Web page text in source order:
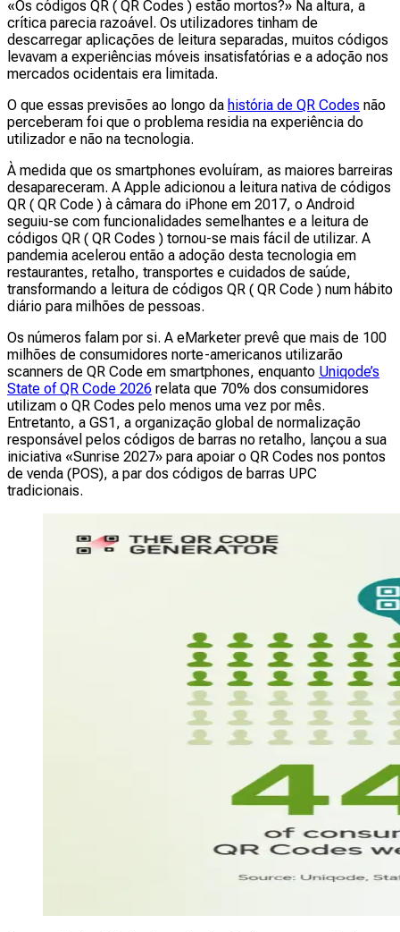
«Os códigos QR ( QR Codes ) estão mortos?» Na altura, a
crítica parecia razoável. Os utilizadores tinham de
descarregar aplicações de leitura separadas, muitos códigos
levavam a experiências móveis insatisfatórias e a adoção nos
mercados ocidentais era limitada.
O que essas previsões ao longo da história de QR Codes não
perceberam foi que o problema residia na experiência do
utilizador e não na tecnologia.
À medida que os smartphones evoluíram, as maiores barreiras
desapareceram. A Apple adicionou a leitura nativa de códigos
QR ( QR Code ) à câmara do iPhone em 2017, o Android
seguiu-se com funcionalidades semelhantes e a leitura de
códigos QR ( QR Codes ) tornou-se mais fácil de utilizar. A
pandemia acelerou então a adoção desta tecnologia em
restaurantes, retalho, transportes e cuidados de saúde,
transformando a leitura de códigos QR ( QR Code ) num hábito
diário para milhões de pessoas.
Os números falam por si. A eMarketer prevê que mais de 100
milhões de consumidores norte-americanos utilizarão
scanners de QR Code em smartphones, enquanto Uniqode’s
State of QR Code 2026 relata que 70% dos consumidores
utilizam o QR Codes pelo menos uma vez por mês.
Entretanto, a GS1, a organização global de normalização
responsável pelos códigos de barras no retalho, lançou a sua
iniciativa «Sunrise 2027» para apoiar o QR Codes nos pontos
de venda (POS), a par dos códigos de barras UPC
tradicionais.